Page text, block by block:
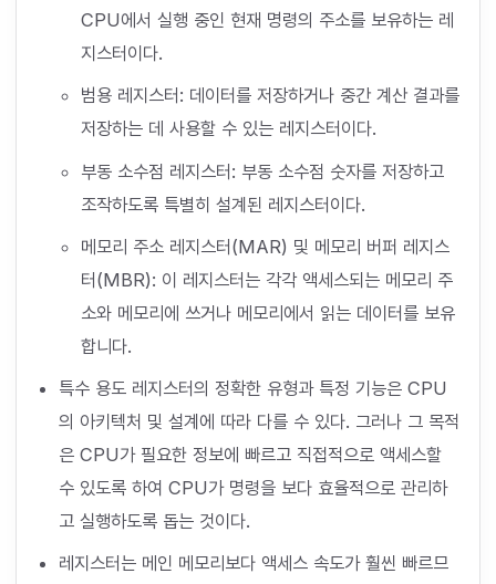
CPU에서 실행 중인 현재 명령의 주소를 보유하는 레
지스터이다.
범용 레지스터: 데이터를 저장하거나 중간 계산 결과를
저장하는 데 사용할 수 있는 레지스터이다.
부동 소수점 레지스터: 부동 소수점 숫자를 저장하고
조작하도록 특별히 설계된 레지스터이다.
메모리 주소 레지스터(MAR) 및 메모리 버퍼 레지스
터(MBR): 이 레지스터는 각각 액세스되는 메모리 주
소와 메모리에 쓰거나 메모리에서 읽는 데이터를 보유
합니다.
특수 용도 레지스터의 정확한 유형과 특정 기능은 CPU
의 아키텍처 및 설계에 따라 다를 수 있다. 그러나 그 목적
은 CPU가 필요한 정보에 빠르고 직접적으로 액세스할
수 있도록 하여 CPU가 명령을 보다 효율적으로 관리하
고 실행하도록 돕는 것이다.
레지스터는 메인 메모리보다 액세스 속도가 훨씬 빠르므